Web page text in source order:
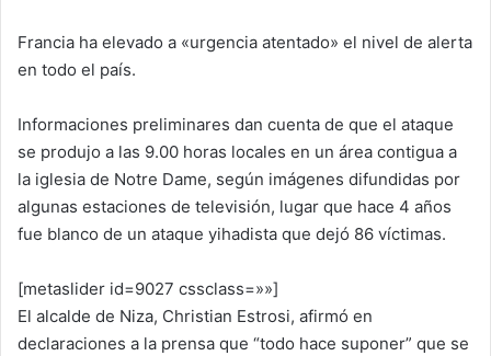
Francia ha elevado a «urgencia atentado» el nivel de alerta
en todo el país.
Informaciones preliminares dan cuenta de que el ataque
se produjo a las 9.00 horas locales en un área contigua a
la iglesia de Notre Dame, según imágenes difundidas por
algunas estaciones de televisión, lugar que hace 4 años
fue blanco de un ataque yihadista que dejó 86 víctimas.
[metaslider id=9027 cssclass=»»]
El alcalde de Niza, Christian Estrosi, afirmó en
declaraciones a la prensa que “todo hace suponer” que se